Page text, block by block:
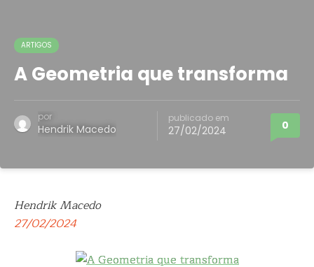
ARTIGOS
A Geometria que transforma
por
Hendrik Macedo
publicado em
27/02/2024 0
Hendrik Macedo
27/02/2024